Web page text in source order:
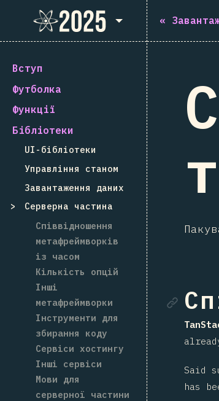
State of React 2025
Вступ
Футболка
Функції
Бібліотеки
UI-бібліотеки
Управління станом
Завантаження даних
Серверна частина
Співвідношення
метафреймворків
із часом
Кількість опцій
Інші
метафреймворки
Інструменти для
збирання коду
Сервіси хостингу
Інші сервіси
Мови для
серверної частини
«
Said
has